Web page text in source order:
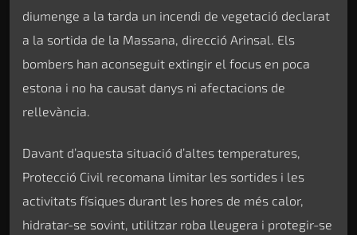
diumenge a la tarda un incendi de vegetació declarat
a la sortida de la Massana, direcció Arinsal. Els
bombers han aconseguit extingir el focus en poca
estona i no ha causat danys ni afectacions de
rellevància.
Davant d’aquesta situació d’altes temperatures,
Protecció Civil recomana limitar les sortides i les
activitats físiques durant les hores de més calor,
hidratar-se sovint, utilitzar roba lleugera i protegir-se